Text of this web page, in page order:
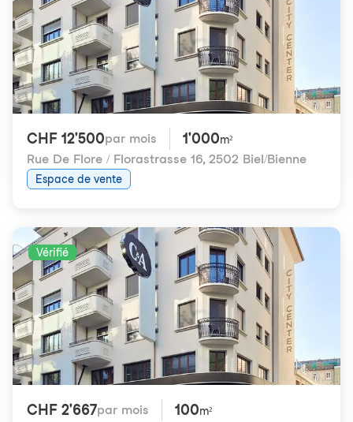
CHF 12'500par mois 1'000m²
Rue De Flore / Florastrasse 16, 2502 Biel/Bienne
Espace de vente
Vérifié
CHF 2'667par mois 100m²